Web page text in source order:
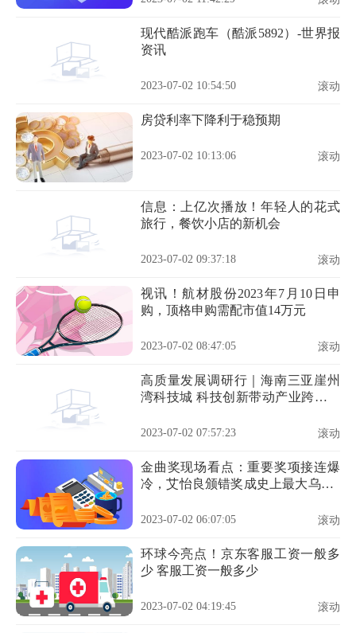
现代酷派跑车（酷派5892）-世界报
资讯
2023-07-02 10:54:50 滚动
房贷利率下降利于稳预期
2023-07-02 10:13:06 滚动
信息：上亿次播放！年轻人的花式
旅行，餐饮小店的新机会
2023-07-02 09:37:18 滚动
视讯！航材股份2023年7月10日申
购，顶格申购需配市值14万元
2023-07-02 08:47:05 滚动
高质量发展调研行｜海南三亚崖州
湾科技城 科技创新带动产业跨越式
2023-07-02 07:57:23 滚动
金曲奖现场看点：重要奖项接连爆
冷，艾怡良颁错奖成史上最大乌龙_
2023-07-02 06:07:05 滚动
环球今亮点！京东客服工资一般多
少 客服工资一般多少
2023-07-02 04:19:45 滚动